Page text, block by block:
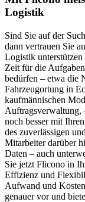
Logistik
Sind Sie auf der
dann vertrauen Sie
Logistik unterstützen
Zeit für die
bedürfen – etwa die
Fahrzeugortung in
kaufmännischen
Auftragsverwaltung,
noch besser mit
des zuverlässigen
Mitarbeiter darüber
Daten – auch
Sie jetzt Flicono in
Effizienz und
Aufwand und
genauer vor und